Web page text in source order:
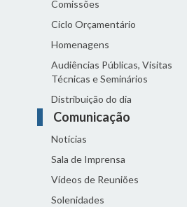
Comissões
Ciclo Orçamentário
Homenagens
Audiências Públicas, Visitas
Técnicas e Seminários
Distribuição do dia
Comunicação
Notícias
Sala de Imprensa
Vídeos de Reuniões
Solenidades